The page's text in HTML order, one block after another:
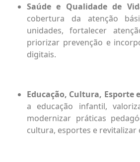
Saúde e Qualidade de
cobertura da atenção
unidades, fortalecer
priorizar prevenção e
digitais.
Educação, Cultura, Esporte
a educação infantil,
modernizar práticas
cultura, esportes e revitalizar